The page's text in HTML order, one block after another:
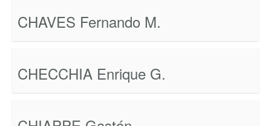
CHAVES Fernando M.
CHECCHIA Enrique G.